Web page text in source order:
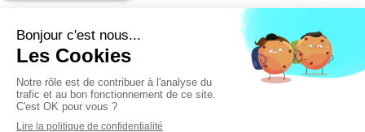
Cabinet facilement accessible depuis :
Lechiagat, Treffiagat, Lesconil, Loctudy, Plobannalec, Fouesnant,
Plomeur, Pont L'Abbé, Quimper, Bénodet, Concarneau,
Douarnenez, Crozon, Rosporden, Pont-Aven, Brest, Landerneau